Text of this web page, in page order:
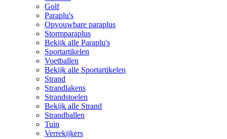
Golf
Paraplu's
Opvouwbare paraplus
Stormparaplus
Bekijk alle Paraplu's
Sportartikelen
Voetballen
Bekijk alle Sportartikelen
Strand
Strandlakens
Strandstoelen
Bekijk alle Strand
Strandballen
Tuin
Verrekijkers